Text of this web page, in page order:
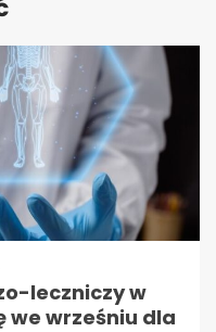
leczniczy w
we wrześniu dla